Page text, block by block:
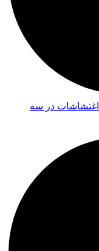
اغتشاشات در سه